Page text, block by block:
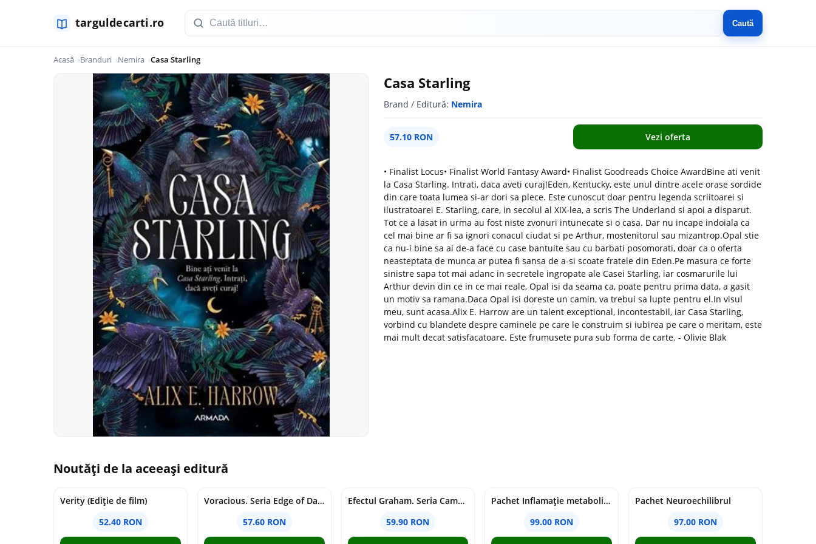
Caută
Acasă Branduri Nemira Casa Starling
Casa Starling
Brand / Editură: Nemira
57.10 RON Vezi oferta
• Finalist Locus• Finalist World Fantasy Award• Finalist Goodreads Choice AwardBine ati venit
la Casa Starling. Intrati, daca aveti curaj!Eden, Kentucky, este unul dintre acele orase sordide
din care toata lumea si-ar dori sa plece. Este cunoscut doar pentru legenda scriitoarei si
ilustratoarei E. Starling, care, in secolul al XIX-lea, a scris The Underland si apoi a disparut.
Tot ce a lasat in urma au fost niste zvonuri intunecate si o casa. Dar nu incape indoiala ca
cel mai bine ar fi sa ignori conacul ciudat si pe Arthur, mostenitorul sau mizantrop.Opal stie
ca nu-i bine sa ai de-a face cu case bantuite sau cu barbati posomorati, doar ca o oferta
neasteptata de munca ar putea fi sansa de a-si scoate fratele din Eden.Pe masura ce forte
sinistre sapa tot mai adanc in secretele ingropate ale Casei Starling, iar cosmarurile lui
Arthur devin din ce in ce mai reale, Opal isi da seama ca, poate pentru prima data, a gasit
un motiv sa ramana.Daca Opal isi doreste un camin, va trebui sa lupte pentru el.In visul
meu, sunt acasa.Alix E. Harrow are un talent exceptional, incontestabil, iar Casa Starling,
vorbind cu blandete despre caminele pe care le construim si iubirea pe care o meritam, este
mai mult decat satisfacatoare. Este frumusete pura sub forma de carte. - Olivie Blak
Noutăți de la aceeași editură
Verity (Ediție de film)
52.40 RON
Voracious. Seria Edge of Darkness Vol.2
57.60 RON
Efectul Graham. Seria Campus Diaries Vol.1
59.90 RON
Pachet Inflamație metabolism și creier
99.00 RON
Pachet Neuroechilibrul
97.00 RON